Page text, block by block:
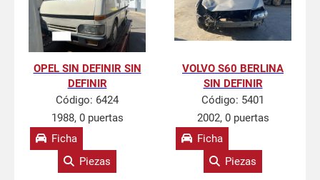
OPEL SIN DEFINIR SIN
DEFINIR
Código: 6424
1988, 0 puertas
Ficha
Piezas
VOLVO S60 BERLINA
SIN DEFINIR
Código: 5401
2002, 0 puertas
Ficha
Piezas